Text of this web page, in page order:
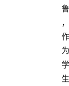
鲁
，
作
为
学
生